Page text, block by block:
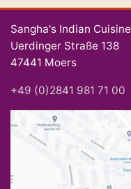
Sangha's Indian Cuisine
Uerdinger Straße 138
47441 Moers
+49 (0)2841 981 71 00